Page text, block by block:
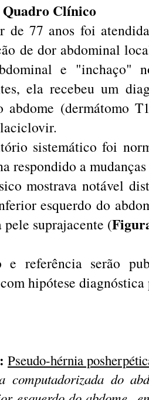
Quadro Clínico
de 77 anos foi
de dor abdominal
e "inchaço"
ela recebeu um
abdome (dermátomo
sistemático foi
respondido a
mostrava notável
esquerdo do
pele suprajacente (
e referência serão
hipótese diagnóstica
Pseudo-hérnia
computadorizada do